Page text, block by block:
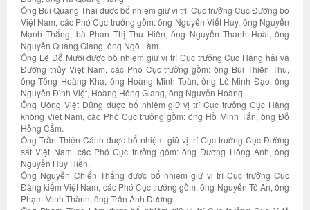
Ông Bùi Quang Thái được bổ nhiệm giữ vị trí Cục trưởng Cục Đường bộ
Việt Nam, các Phó Cục trưởng gồm: ông Nguyễn Viết Huy, ông Nguyễn
Mạnh Thắng, bà Phan Thị Thu Hiền, ông Nguyễn Thanh Hoài, ông
Nguyễn Quang Giang, ông Ngô Lâm.
Ông Lê Đỗ Mười được bổ nhiệm giữ vị trí Cục trưởng Cục Hàng hải và
Đường thủy Việt Nam, các Phó Cục trưởng gồm: ông Bùi Thiên Thu,
ông Tống Hoàng Kha, ông Hoàng Minh Toàn, ông Lê Minh Đạo, ông
Nguyễn Đình Việt, Hoàng Hồng Giang, ông Nguyễn Hoàng.
Ông Uông Việt Dũng được bổ nhiệm giữ vị trí Cục trưởng Cục Hàng
không Việt Nam, các Phó Cục trưởng gồm: ông Hồ Minh Tấn, ông Đỗ
Hồng Cẩm.
Ông Trần Thiện Cảnh được bổ nhiệm giữ vị trí Cục trưởng Cục Đường
sắt Việt Nam, các Phó Cục trưởng gồm: ông Dương Hồng Anh, ông
Nguyễn Huy Hiền.
Ông Nguyễn Chiến Thắng được bổ nhiệm giữ vị trí Cục trưởng Cục
Đăng kiểm Việt Nam, các Phó Cục trưởng gồm: ông Nguyễn Tô An, ông
Phạm Minh Thành, ông Trần Ánh Dương.